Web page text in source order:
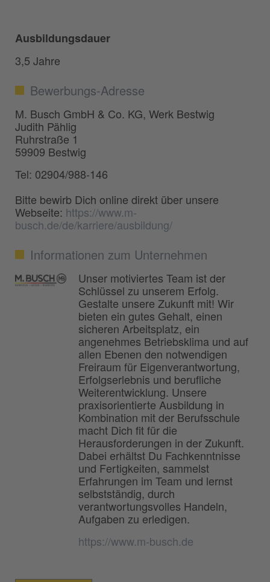
Ausbildungsdauer
3,5 Jahre
Bewerbungs-Adresse
M. Busch GmbH & Co. KG, Werk Bestwig
Judith Pählig
Ruhrstraße 1
59909 Bestwig
Tel: 02904/988-146
Bitte bewirb Dich online direkt über unsere
Webseite: https://www.m-
busch.de/de/karriere/ausbildung/
Informationen zum Unternehmen
Unser motiviertes Team ist der
Schlüssel zu unserem Erfolg.
Gestalte unsere Zukunft mit! Wir
bieten ein gutes Gehalt, einen
sicheren Arbeitsplatz, ein
angenehmes Betriebsklima und auf
allen Ebenen den notwendigen
Freiraum für Eigenverantwortung,
Erfolgserlebnis und berufliche
Weiterentwicklung. Unsere
praxisorientierte Ausbildung in
Kombination mit der Berufsschule
macht Dich fit für die
Herausforderungen in der Zukunft.
Dabei erhältst Du Fachkenntnisse
und Fertigkeiten, sammelst
Erfahrungen im Team und lernst
selbstständig, durch
verantwortungsvolles Handeln,
Aufgaben zu erledigen.
https://www.m-busch.de